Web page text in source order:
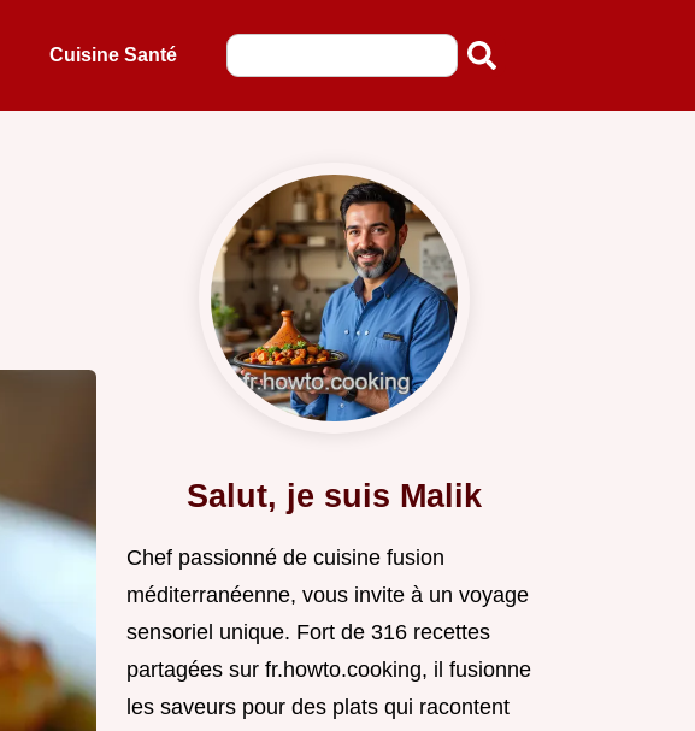
Cuisine Santé
Salut, je suis Malik
Chef passionné de cuisine fusion
méditerranéenne, vous invite à un voyage
sensoriel unique. Fort de 316 recettes
partagées sur fr.howto.cooking, il fusionne
les saveurs pour des plats qui racontent